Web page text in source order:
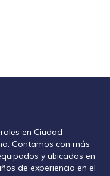
en Ciudad
Contamos con más
y ubicados en
de experiencia en el